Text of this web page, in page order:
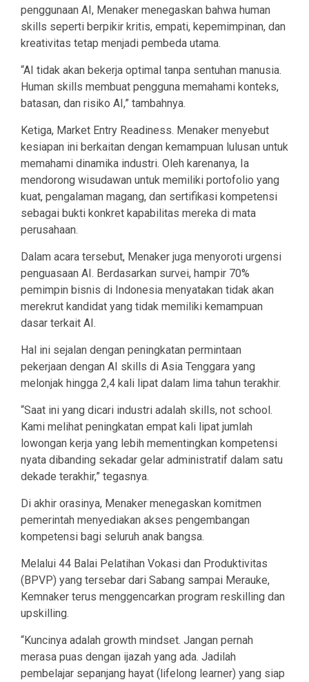
penggunaan AI, Menaker menegaskan bahwa human
skills seperti berpikir kritis, empati, kepemimpinan, dan
kreativitas tetap menjadi pembeda utama.
“AI tidak akan bekerja optimal tanpa sentuhan manusia.
Human skills membuat pengguna memahami konteks,
batasan, dan risiko AI,” tambahnya.
Ketiga, Market Entry Readiness. Menaker menyebut
kesiapan ini berkaitan dengan kemampuan lulusan untuk
memahami dinamika industri. Oleh karenanya, Ia
mendorong wisudawan untuk memiliki portofolio yang
kuat, pengalaman magang, dan sertifikasi kompetensi
sebagai bukti konkret kapabilitas mereka di mata
perusahaan.
Dalam acara tersebut, Menaker juga menyoroti urgensi
penguasaan AI. Berdasarkan survei, hampir 70%
pemimpin bisnis di Indonesia menyatakan tidak akan
merekrut kandidat yang tidak memiliki kemampuan
dasar terkait AI.
Hal ini sejalan dengan peningkatan permintaan
pekerjaan dengan AI skills di Asia Tenggara yang
melonjak hingga 2,4 kali lipat dalam lima tahun terakhir.
“Saat ini yang dicari industri adalah skills, not school.
Kami melihat peningkatan empat kali lipat jumlah
lowongan kerja yang lebih mementingkan kompetensi
nyata dibanding sekadar gelar administratif dalam satu
dekade terakhir,” tegasnya.
Di akhir orasinya, Menaker menegaskan komitmen
pemerintah menyediakan akses pengembangan
kompetensi bagi seluruh anak bangsa.
Melalui 44 Balai Pelatihan Vokasi dan Produktivitas
(BPVP) yang tersebar dari Sabang sampai Merauke,
Kemnaker terus menggencarkan program reskilling dan
upskilling.
“Kuncinya adalah growth mindset. Jangan pernah
merasa puas dengan ijazah yang ada. Jadilah
pembelajar sepanjang hayat (lifelong learner) yang siap